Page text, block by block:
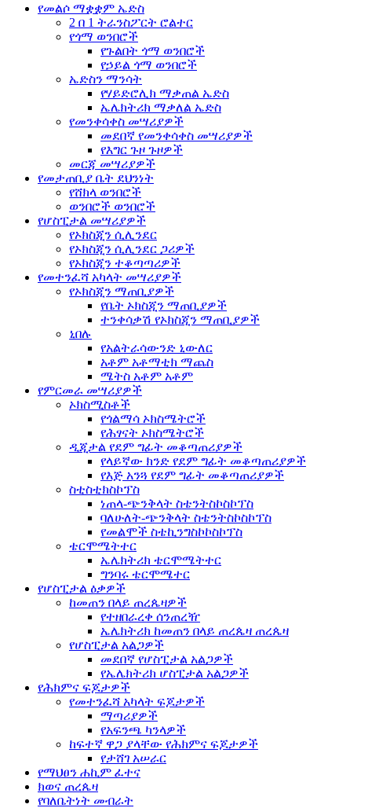
የመልሶ ማቋቋም ኤድስ
2 በ 1 ትራንስፖርት ሮልተር
የጎማ ወንበሮች
የጉልበት ጎማ ወንበሮች
የኃይል ጎማ ወንበሮች
ኤድስን ማንሳት
የሃይድሮሊክ ማቃጠል ኤድስ
ኤሌክትሪክ ማቃለል ኤድስ
የመንቀሳቀስ መሣሪያዎች
መደበኛ የመንቀሳቀስ መሣሪያዎች
የእግር ጉዞ ጉዞዎች
መርጃ መሣሪያዎች
የመታጠቢያ ቤት ደህንነት
የሸክላ ወንበሮች
ወንበሮች ወንበሮች
የሆስፒታል መሣሪያዎች
የኦክስጂን ሲሊንደር
የኦክስጂን ሲሊንደር ጋሪዎች
የኦክስጂን ተቆጣጣሪዎች
የመተንፈሻ አካላት መሣሪያዎች
የኦክስጂን ማጠቢያዎች
የቤት ኦክስጂን ማጠቢያዎች
ተንቀሳቃሽ የኦክስጂን ማጠቢያዎች
ኒበሉ
የአልትራሳውንድ ኒውለር
አቶም አቶማቲክ ማጨስ
ሜትስ አቶም አቶም
የምርመራ መሣሪያዎች
ኦክስሚስቶች
የጎልማሳ ኦክስሜትሮች
የሕፃናት ኦክስሜትሮች
ዲጂታል የደም ግፊት መቆጣጠሪያዎች
የላይኛው ክንድ የደም ግፊት መቆጣጠሪያዎች
የእጅ አንጓ የደም ግፊት መቆጣጠሪያዎች
ስቲስቲክስኮፕስ
ነጠላ-ጭንቅላት ስቴንትስኮስኮፕስ
ባለሁለት-ጭንቅላት ስቴንትስኮስኮፕስ
የመልሞች ስቴኪንግስኮኮስኮፕስ
ቴርሞሜትተር
ኤሌክትሪክ ቴርሞሜትተር
ግንባሩ ቴርሞሜተር
የሆስፒታል ዕቃዎች
ከመጠን በላይ ጠረጴዛዎች
የተዘበራረቀ ሰንጠረዥ
ኤሌክትሪክ ከመጠን በላይ ጠረጴዛ ጠረጴዛ
የሆስፒታል አልጋዎች
መደበኛ የሆስፒታል አልጋዎች
የኤሌክትሪክ ሆስፒታል አልጋዎች
የሕክምና ፍጆታዎች
የመተንፈሻ አካላት ፍጆታዎች
ማጣሪያዎች
የአፍንጫ ካንላዎች
ከፍተኛ ዋጋ ያላቸው የሕክምና ፍጆታዎች
የታሸገ አሠራር
የማህፀን ሐኪም ፈተና
ክወና ጠረጴዛ
የባለቤትነት መብራት